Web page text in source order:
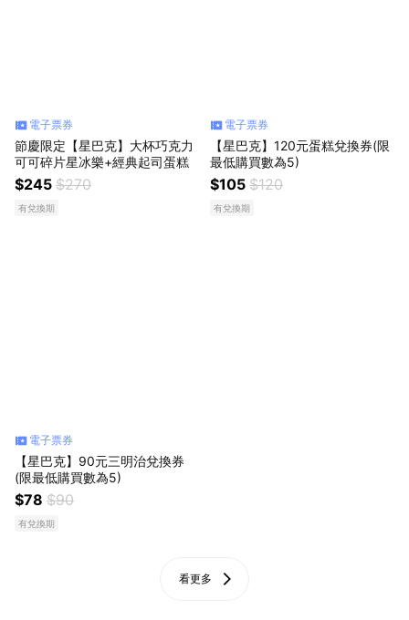
電子票券
節慶限定【星巴克】大杯巧克力
可可碎片星冰樂+經典起司蛋糕
$245 $270
有兌換期
電子票券
【星巴克】120元蛋糕兌換券(限
最低購買數為5)
$105 $120
有兌換期
電子票券
【星巴克】90元三明治兌換券
(限最低購買數為5)
$78 $90
有兌換期
看更多